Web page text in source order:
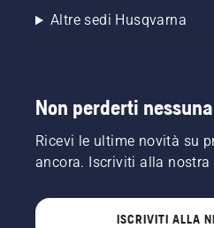
Altre sedi Husqvarna
Non perderti
Ricevi le ultime novità su
ancora. Iscriviti alla nostra
ISCRIVITI ALLA